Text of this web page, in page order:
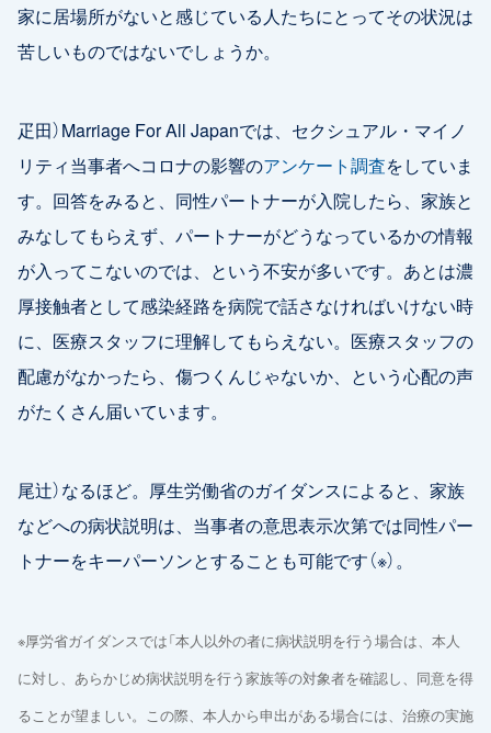
家に居場所がないと感じている人たちにとってその状況は
苦しいものではないでしょうか。
疋田）Marriage For All Japanでは、セクシュアル・マイノ
リティ当事者へコロナの影響のアンケート調査をしていま
す。回答をみると、同性パートナーが入院したら、家族と
みなしてもらえず、パートナーがどうなっているかの情報
が入ってこないのでは、という不安が多いです。あとは濃
厚接触者として感染経路を病院で話さなければいけない時
に、医療スタッフに理解してもらえない。医療スタッフの
配慮がなかったら、傷つくんじゃないか、という心配の声
がたくさん届いています。
尾辻）なるほど。厚生労働省のガイダンスによると、家族
などへの病状説明は、当事者の意思表示次第では同性パー
トナーをキーパーソンとすることも可能です（※）。
※厚労省ガイダンスでは「本人以外の者に病状説明を行う場合は、本人
に対し、あらかじめ病状説明を行う家族等の対象者を確認し、同意を得
ることが望ましい。この際、本人から申出がある場合には、治療の実施